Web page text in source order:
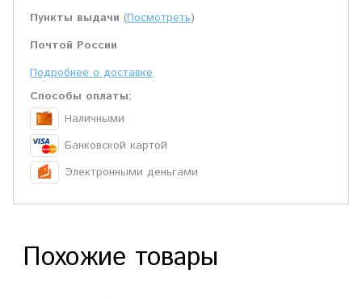
Пункты выдачи (Посмотреть)
Почтой России
Подробнее о доставке
Способы оплаты:
Наличными
Банковской картой
Электронными деньгами
Похожие товары